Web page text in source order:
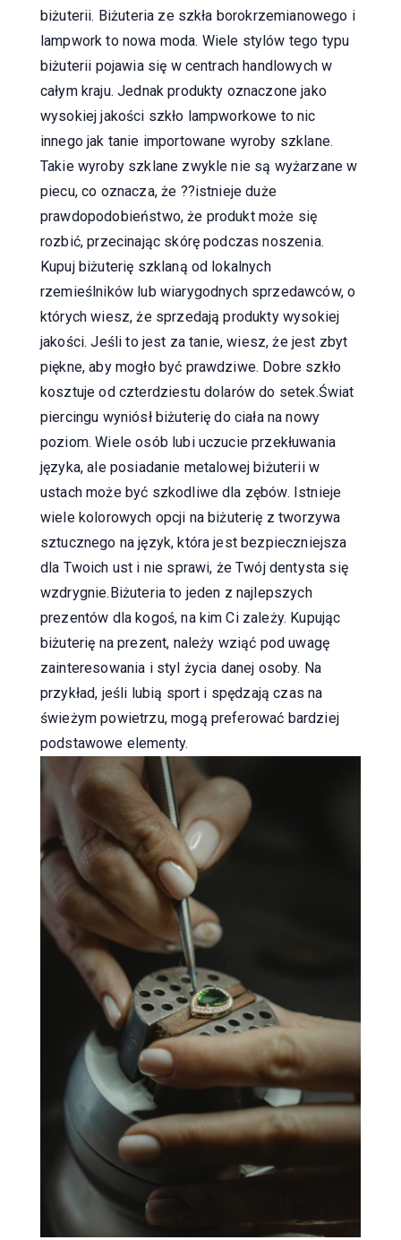
biżuterii. Biżuteria ze szkła borokrzemianowego i
lampwork to nowa moda. Wiele stylów tego typu
biżuterii pojawia się w centrach handlowych w
całym kraju. Jednak produkty oznaczone jako
wysokiej jakości szkło lampworkowe to nic
innego jak tanie importowane wyroby szklane.
Takie wyroby szklane zwykle nie są wyżarzane w
piecu, co oznacza, że ??istnieje duże
prawdopodobieństwo, że produkt może się
rozbić, przecinając skórę podczas noszenia.
Kupuj biżuterię szklaną od lokalnych
rzemieślników lub wiarygodnych sprzedawców, o
których wiesz, że sprzedają produkty wysokiej
jakości. Jeśli to jest za tanie, wiesz, że jest zbyt
piękne, aby mogło być prawdziwe. Dobre szkło
kosztuje od czterdziestu dolarów do setek.Świat
piercingu wyniósł biżuterię do ciała na nowy
poziom. Wiele osób lubi uczucie przekłuwania
języka, ale posiadanie metalowej biżuterii w
ustach może być szkodliwe dla zębów. Istnieje
wiele kolorowych opcji na biżuterię z tworzywa
sztucznego na język, która jest bezpieczniejsza
dla Twoich ust i nie sprawi, że Twój dentysta się
wzdrygnie.Biżuteria to jeden z najlepszych
prezentów dla kogoś, na kim Ci zależy. Kupując
biżuterię na prezent, należy wziąć pod uwagę
zainteresowania i styl życia danej osoby. Na
przykład, jeśli lubią sport i spędzają czas na
świeżym powietrzu, mogą preferować bardziej
podstawowe elementy.